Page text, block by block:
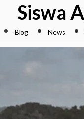
Siswa
Blog News